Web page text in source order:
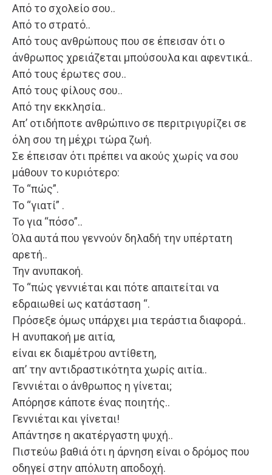
Από το σχολείο σου..
Από το στρατό..
Από τους ανθρώπους που σε έπεισαν ότι ο
άνθρωπος χρειάζεται μπούσουλα και αφεντικά..
Από τους έρωτες σου..
Από τους φίλους σου..
Από την εκκλησία..
Απ’ οτιδήποτε ανθρώπινο σε περιτριγυρίζει σε
όλη σου τη μέχρι τώρα ζωή.
Σε έπεισαν ότι πρέπει να ακούς χωρίς να σου
μάθουν το κυριότερο:
Το “πώς”.
Το “γιατί” .
Το για “πόσο”..
Όλα αυτά που γεννούν δηλαδή την υπέρτατη
αρετή..
Την ανυπακοή.
Το “πώς γεννιέται και πότε απαιτείται να
εδραιωθεί ως κατάσταση “.
Πρόσεξε όμως υπάρχει μια τεράστια διαφορά..
Η ανυπακοή με αιτία,
είναι εκ διαμέτρου αντίθετη,
απ’ την αντιδραστικότητα χωρίς αιτία..
Γεννιέται ο άνθρωπος η γίνεται;
Απόρησε κάποτε ένας ποιητής..
Γεννιέται και γίνεται!
Απάντησε η ακατέργαστη ψυχή..
Πιστεύω βαθιά ότι η άρνηση είναι ο δρόμος που
οδηγεί στην απόλυτη αποδοχή.